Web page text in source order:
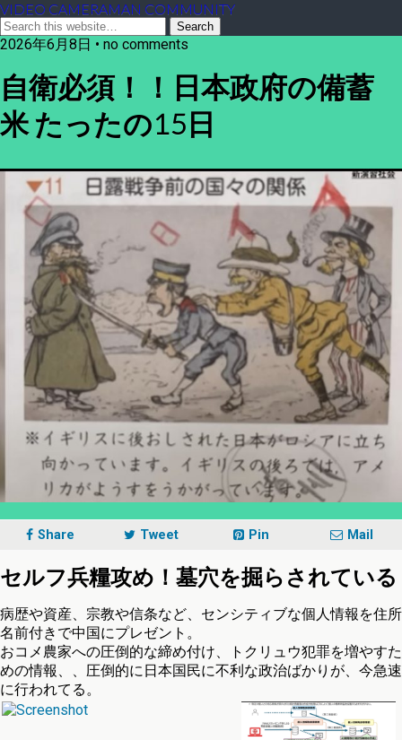
VIDEO CAMERAMAN COMMUNITY
2026年6月8日 • no comments
自衛必須！！日本政府の備蓄
米 たったの15日
Share Tweet Pin Mail
セルフ兵糧攻め！墓穴を掘らされている
病歴や資産、宗教や信条など、センシティブな個人情報を住所
名前付きで中国にプレゼント。
おコメ農家への圧倒的な締め付け、トクリュウ犯罪を増やすた
めの情報、、圧倒的に日本国民に不利な政治ばかりが、今急速
に行われてる。